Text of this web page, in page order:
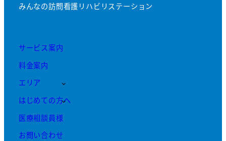
みんなの訪問看護リハビリステーション
サービス案内
料金案内
エリア
はじめての方へ
医療相談員様
お問い合わせ